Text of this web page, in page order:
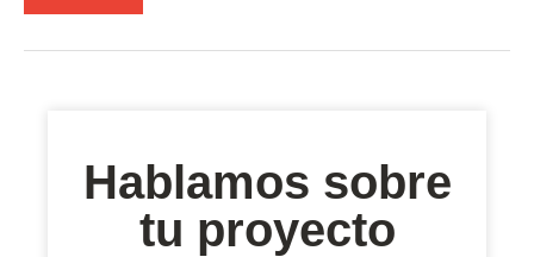
Hablamos sobre
tu proyecto